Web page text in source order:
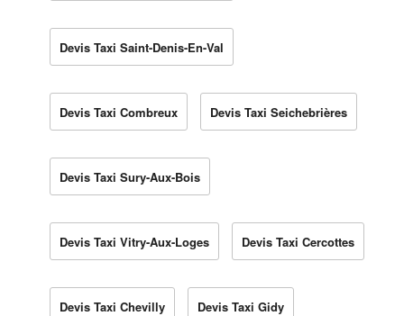
Devis Taxi Saint-Denis-En-Val
Devis Taxi Combreux Devis Taxi Seichebrières
Devis Taxi Sury-Aux-Bois
Devis Taxi Vitry-Aux-Loges Devis Taxi Cercottes
Devis Taxi Chevilly Devis Taxi Gidy